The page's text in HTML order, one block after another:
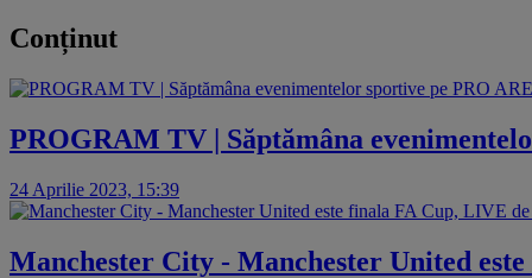
Conținut
PROGRAM TV | Săptămâna
24 Aprilie 2023, 15:39
Manchester City - Manchester United